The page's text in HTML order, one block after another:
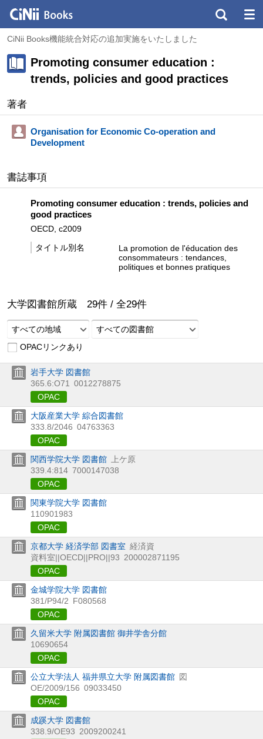
CiNii Books機能統合対応の追加実施をいたしました
Promoting consumer education :
trends, policies and good practices
著者
Organisation for Economic Co-operation and
Development
書誌事項
Promoting consumer education : trends, policies and
good practices
OECD, c2009
タイトル別名
La promotion de l'éducation des
consommateurs : tendances,
politiques et bonnes pratiques
大学図書館所蔵 29件 / 全29件
すべての地域
すべての図書館
OPACリンクあり
岩手大学 図書館
365.6:O71
0012278875
OPAC
大阪産業大学 綜合図書館
333.8/2046 04763363
OPAC
関西学院大学 図書館
上ケ原
339.4:814 7000147038
OPAC
関東学院大学 図書館
110901983
OPAC
京都大学 経済学部 図書室 経済資
資料室||OECD||PRO||93 200002871195
OPAC
金城学院大学 図書館
381/P94/2 F080568
OPAC
久留米大学 附属図書館 御井学舎分館
10690654
OPAC
公立大学法人 福井県立大学 附属図書館 図
OE/2009/156 09033450
OPAC
成蹊大学 図書館
338.9/OE93 2009200241